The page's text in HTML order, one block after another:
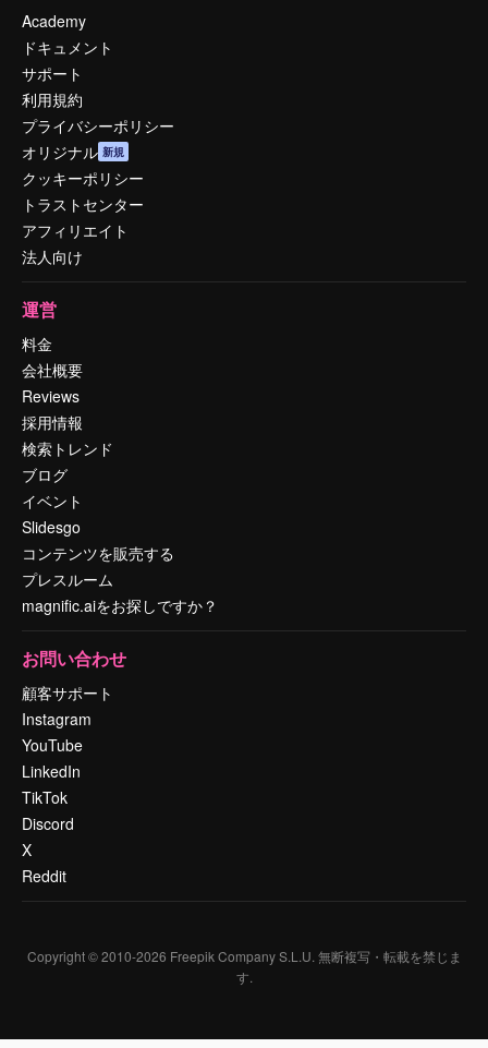
Academy
ドキュメント
サポート
利用規約
プライバシーポリシー
オリジナル 新規
クッキーポリシー
トラストセンター
アフィリエイト
法人向け
運営
料金
会社概要
Reviews
採用情報
検索トレンド
ブログ
イベント
Slidesgo
コンテンツを販売する
プレスルーム
magnific.aiをお探しですか？
お問い合わせ
顧客サポート
Instagram
YouTube
LinkedIn
TikTok
Discord
X
Reddit
Copyright © 2010-2026 Freepik Company S.L.U. 無断複写・転載を禁じま
す.